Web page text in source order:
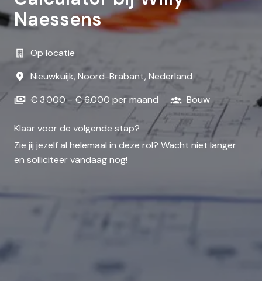
Naessens
Op locatie
Nieuwkuijk,Noord-Brabant, Nederland
€ 3.000 - € 6.000 per maand
Bouw
Klaar voor de volgende stap?
Zie jij jezelf al helemaal in deze rol? Wacht niet langer
en solliciteer vandaag nog!